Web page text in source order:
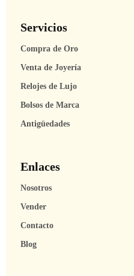
Servicios
Compra de Oro
Venta de Joyería
Relojes de Lujo
Bolsos de Marca
Antigüedades
Enlaces
Nosotros
Vender
Contacto
Blog